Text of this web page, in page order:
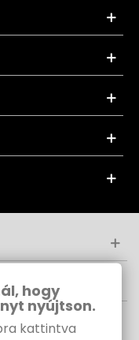
hogy
nyújtson.
kattintva